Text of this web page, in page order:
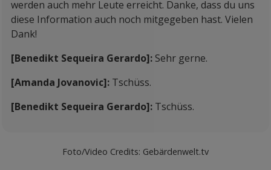
werden auch mehr Leute erreicht. Danke, dass du uns
diese Information auch noch mitgegeben hast. Vielen
Dank!
[Benedikt Sequeira Gerardo]: Sehr gerne.
[Amanda Jovanovic]: Tschüss.
[Benedikt Sequeira Gerardo]: Tschüss.
Foto/Video Credits: Gebärdenwelt.tv